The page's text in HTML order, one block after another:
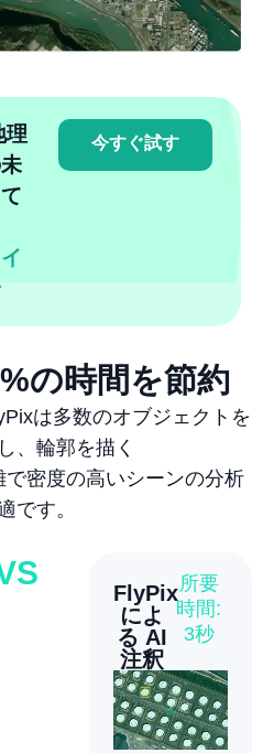
理
今すぐ試す
の時間を節約
は多数のオブジェクトを
、輪郭を描く
密度の高いシーンの分析
です。
所要
手動
注釈
所要
時間:
3200
FlyPix
によ
る AI
注釈
所要
時間:
3秒